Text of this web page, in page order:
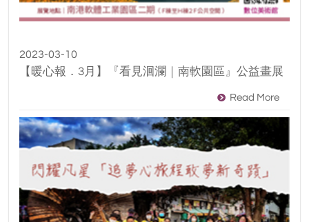
2023-03-10
【暖心報．3月】『看見洄瀾｜南軟園區』公益畫展
Read More